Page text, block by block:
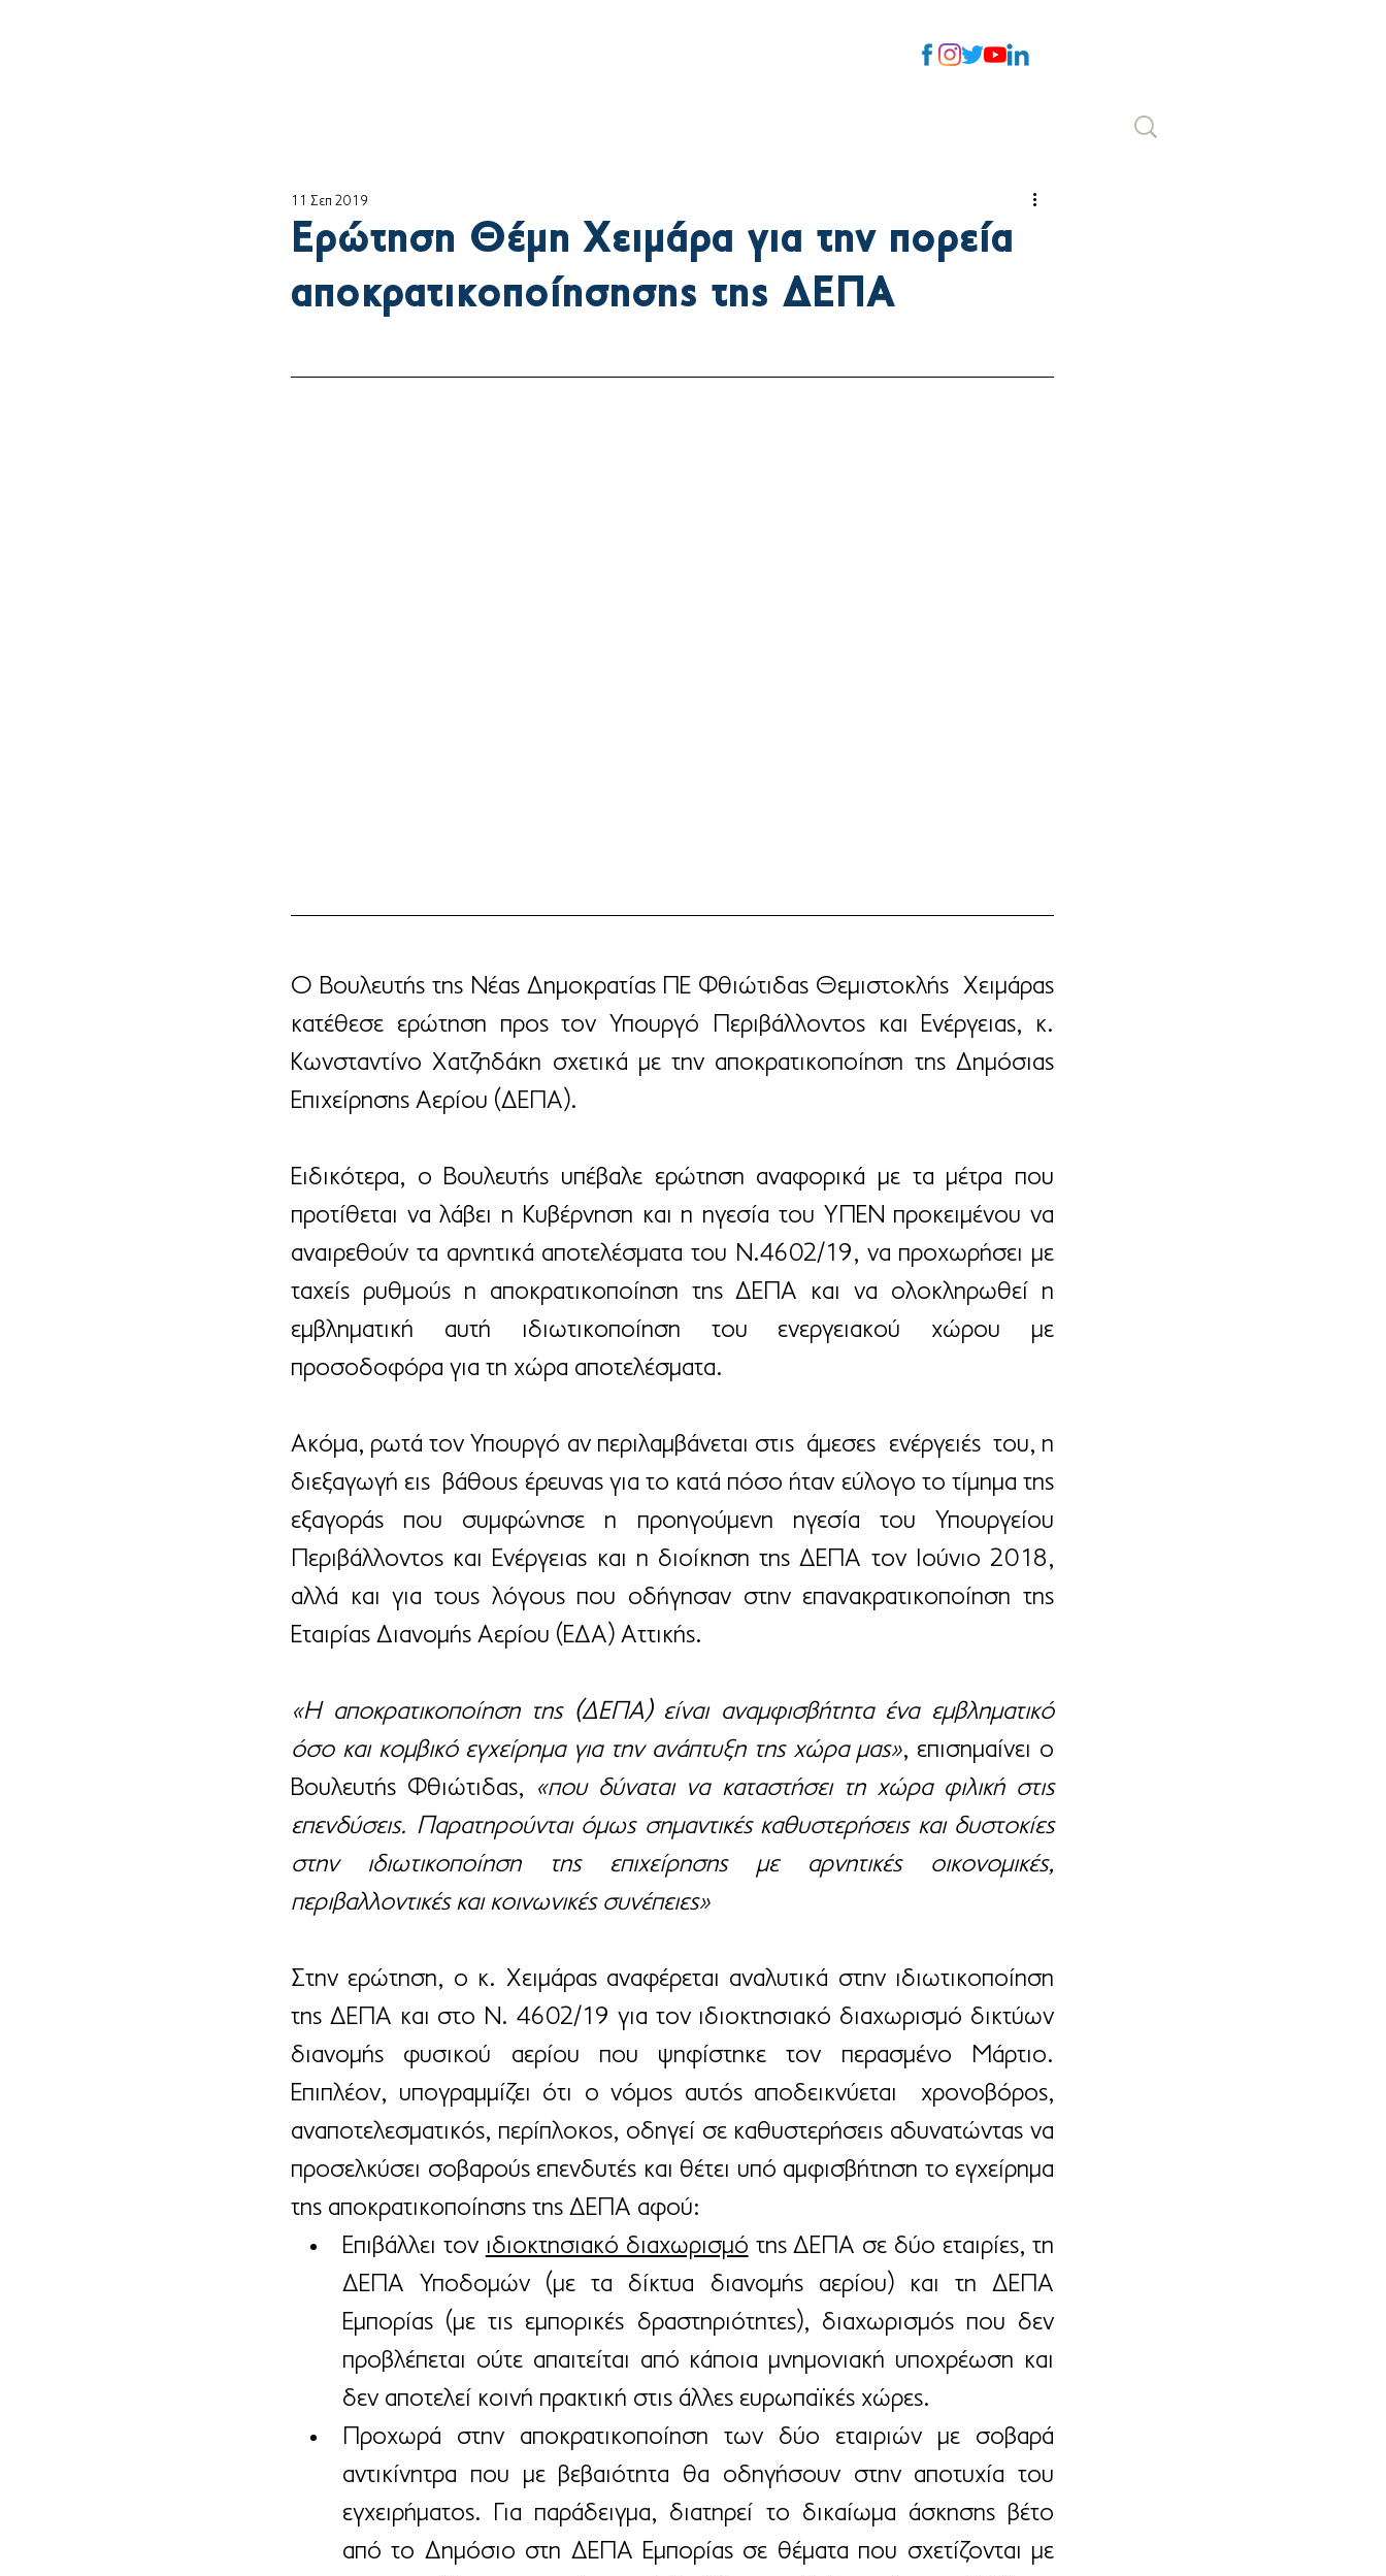
Ερώτηση Θέμη Χειμάρα για την πορεία
αποκρατικοποίησησης της ΔΕΠΑ
11 Σεπ 2019
Ο Βουλευτής της Νέας Δημοκρατίας ΠΕ Φθιώτιδας Θεμιστοκλής  Χειμάρας
κατέθεσε ερώτηση προς τον Υπουργό Περιβάλλοντος και Ενέργειας, κ.
Κωνσταντίνο Χατζηδάκη σχετικά με την αποκρατικοποίηση της Δημόσιας
Επιχείρησης Αερίου (ΔΕΠΑ).
Ειδικότερα, ο Βουλευτής υπέβαλε ερώτηση αναφορικά με τα μέτρα που
προτίθεται να λάβει η Κυβέρνηση και η ηγεσία του ΥΠΕΝ προκειμένου να
αναιρεθούν τα αρνητικά αποτελέσματα του Ν.4602/19, να προχωρήσει με
ταχείς ρυθμούς η αποκρατικοποίηση της ΔΕΠΑ και να ολοκληρωθεί η
εμβληματική αυτή ιδιωτικοποίηση του ενεργειακού χώρου με
προσοδοφόρα για τη χώρα αποτελέσματα.
Ακόμα, ρωτά τον Υπουργό αν περιλαμβάνεται στις  άμεσες  ενέργειές  του, η
διεξαγωγή εις  βάθους έρευνας για το κατά πόσο ήταν εύλογο το τίμημα της
εξαγοράς που συμφώνησε η προηγούμενη ηγεσία του Υπουργείου
Περιβάλλοντος και Ενέργειας και η διοίκηση της ΔΕΠΑ τον Ιούνιο 2018,
αλλά και για τους λόγους που οδήγησαν στην επανακρατικοποίηση της
Εταιρίας Διανομής Αερίου (ΕΔΑ) Αττικής.
«Η αποκρατικοποίηση της (ΔΕΠΑ) είναι αναμφισβήτητα ένα εμβληματικό
όσο και κομβικό εγχείρημα για την ανάπτυξη της χώρα μας», επισημαίνει ο
Βουλευτής Φθιώτιδας, «που δύναται να καταστήσει τη χώρα φιλική στις
επενδύσεις. Παρατηρούνται όμως σημαντικές καθυστερήσεις και δυστοκίες
στην ιδιωτικοποίηση της επιχείρησης με αρνητικές οικονομικές,
περιβαλλοντικές και κοινωνικές συνέπειες»
Στην ερώτηση, ο κ. Χειμάρας αναφέρεται αναλυτικά στην ιδιωτικοποίηση
της ΔΕΠΑ και στο Ν. 4602/19 για τον ιδιοκτησιακό διαχωρισμό δικτύων
διανομής φυσικού αερίου που ψηφίστηκε τον περασμένο Μάρτιο.
Επιπλέον, υπογραμμίζει ότι ο νόμος αυτός αποδεικνύεται  χρονοβόρος,
αναποτελεσματικός, περίπλοκος, οδηγεί σε καθυστερήσεις αδυνατώντας να
προσελκύσει σοβαρούς επενδυτές και θέτει υπό αμφισβήτηση το εγχείρημα
της αποκρατικοποίησης της ΔΕΠΑ αφού:
Επιβάλλει τον ιδιοκτησιακό διαχωρισμό της ΔΕΠΑ σε δύο εταιρίες, τη
ΔΕΠΑ Υποδομών (με τα δίκτυα διανομής αερίου) και τη ΔΕΠΑ
Εμπορίας (με τις εμπορικές δραστηριότητες), διαχωρισμός που δεν
προβλέπεται ούτε απαιτείται από κάποια μνημονιακή υποχρέωση και
δεν αποτελεί κοινή πρακτική στις άλλες ευρωπαϊκές χώρες.
Προχωρά στην αποκρατικοποίηση των δύο εταιριών με σοβαρά
αντικίνητρα που με βεβαιότητα θα οδηγήσουν στην αποτυχία του
εγχειρήματος. Για παράδειγμα, διατηρεί το δικαίωμα άσκησης βέτο
από το Δημόσιο στη ΔΕΠΑ Εμπορίας σε θέματα που σχετίζονται με